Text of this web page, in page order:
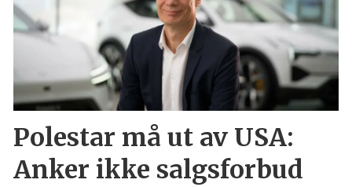
Polestar må ut av USA:
Anker ikke salgsforbud